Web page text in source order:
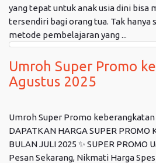
yang tepat untuk anak usia dini bisa
tersendiri bagi orang tua. Tak hanya
metode pembelajaran yang ...
Umroh Super Promo
Agustus 2025
Umroh Super Promo keberangkatan
DAPATKAN HARGA SUPER PROMO
BULAN JULI 2025 ✨ SUPER PROMO
Pesan Sekarang, Nikmati Harga